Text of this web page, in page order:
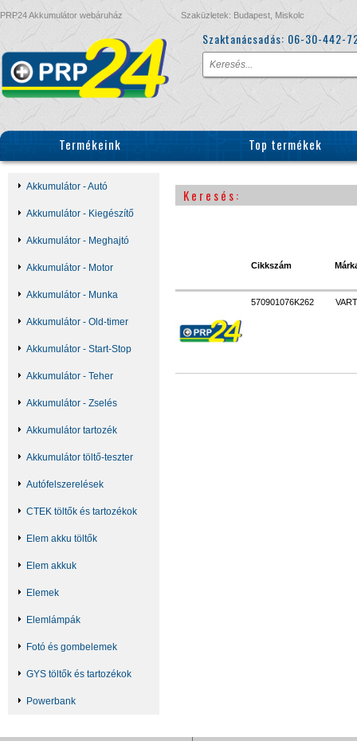
PRP24 Akkumulátor webáruház Szaküzletek: Budapest, Miskolc
Szaktanácsadás: 06-30-442-
Termékeink Top termékek
Akkumulátor - Autó
Akkumulátor - Kiegészítő
Akkumulátor - Meghajtó
Akkumulátor - Motor
Akkumulátor - Munka
Akkumulátor - Old-timer
Akkumulátor - Start-Stop
Akkumulátor - Teher
Akkumulátor - Zselés
Akkumulátor tartozék
Akkumulátor töltő-teszter
Autófelszerelések
CTEK töltők és tartozékok
Elem akku töltők
Elem akkuk
Elemek
Elemlámpák
Fotó és gombelemek
GYS töltők és tartozékok
Powerbank
Keresés:
Cikkszám
570901076K262